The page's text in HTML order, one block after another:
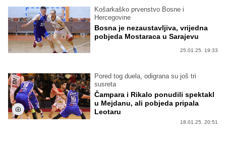
Košarkaško prvenstvo Bosne i
Hercegovine
Bosna je nezaustavljiva, vrijedna
pobjeda Mostaraca u Sarajevu
25.01.25. 19:33
Pored tog duela, odigrana su još tri
susreta
Čampara i Rikalo ponudili spektakl
u Mejdanu, ali pobjeda pripala
Leotaru
18.01.25. 20:51